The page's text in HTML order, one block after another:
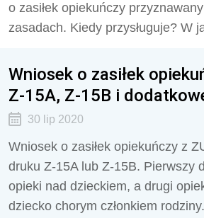
o zasiłek opiekuńczy
zasadach. Kiedy przysługuje? W
Wniosek o zasiłek
Z-15A, Z-15B i
30 lip 2020
Wniosek o zasiłek opiekuńczy z
druku Z-15A lub Z-15B. Pierwszy
opieki nad dzieckiem, a drugi
dziecko chorym członkiem